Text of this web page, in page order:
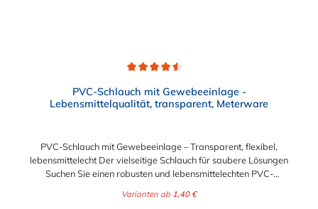
PVC-Schlauch mit Gewebeeinlage -
Lebensmittelqualität, transparent, Meterware
PVC-Schlauch mit Gewebeeinlage – Transparent, flexibel,
lebensmittelecht Der vielseitige Schlauch für saubere Lösungen
Suchen Sie einen robusten und lebensmittelechten PVC-
oder Gastronomie? Unser transparenter PVC-Schlauch mit
Varianten ab 1,40 €